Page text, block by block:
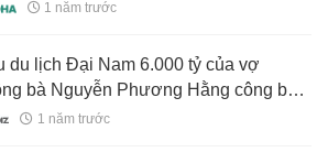
1 năm trước
du lịch Đại Nam 6.000 tỷ của vợ
bà Nguyễn Phương Hằng công bố
tin gây bất ngờ
1 năm trước